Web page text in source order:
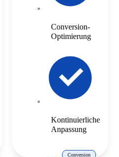
Conversion-
Optimierung
Kontinuierliche
Anpassung
Conversion